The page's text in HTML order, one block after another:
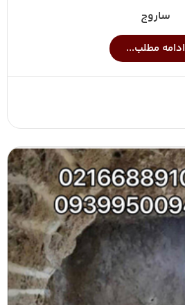
ساروج
ادامه مطلب...